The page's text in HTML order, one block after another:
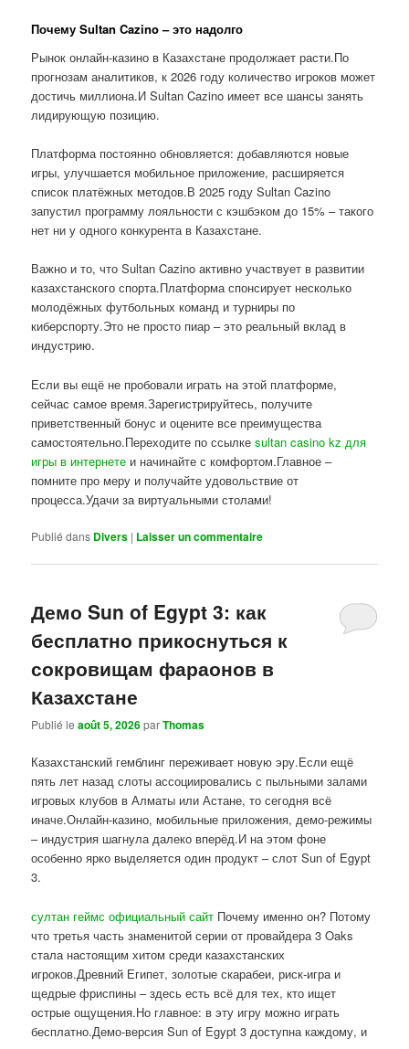
Почему Sultan Cazino – это надолго
Рынок онлайн-казино в Казахстане продолжает расти.По
прогнозам аналитиков, к 2026 году количество игроков может
достичь миллиона.И Sultan Cazino имеет все шансы занять
лидирующую позицию.
Платформа постоянно обновляется: добавляются новые
игры, улучшается мобильное приложение, расширяется
список платёжных методов.В 2025 году Sultan Cazino
запустил программу лояльности с кэшбэком до 15% – такого
нет ни у одного конкурента в Казахстане.
Важно и то, что Sultan Cazino активно участвует в развитии
казахстанского спорта.Платформа спонсирует несколько
молодёжных футбольных команд и турниры по
киберспорту.Это не просто пиар – это реальный вклад в
индустрию.
Если вы ещё не пробовали играть на этой платформе,
сейчас самое время.Зарегистрируйтесь, получите
приветственный бонус и оцените все преимущества
самостоятельно.Переходите по ссылкеsultan casino kz для
игры в интернете и начинайте с комфортом.Главное –
помните про меру и получайте удовольствие от
процесса.Удачи за виртуальными столами!
Publié dans Divers | Laisser un commentaire
Демо Sun of Egypt 3: как
бесплатно прикоснуться к
сокровищам фараонов в
Казахстане
Publié leaoût 5, 2026parThomas
Казахстанский гемблинг переживает новую эру.Если ещё
пять лет назад слоты ассоциировались с пыльными залами
игровых клубов в Алматы или Астане, то сегодня всё
иначе.Онлайн-казино, мобильные приложения, демо-режимы
– индустрия шагнула далеко вперёд.И на этом фоне
особенно ярко выделяется один продукт – слот Sun of Egypt
3.
султан геймс официальный сайт Почему именно он? Потому
что третья часть знаменитой серии от провайдера 3 Oaks
стала настоящим хитом среди казахстанских
игроков.Древний Египет, золотые скарабеи, риск-игра и
щедрые фриспины – здесь есть всё для тех, кто ищет
острые ощущения.Но главное: в эту игру можно играть
бесплатно.Демо-версия Sun of Egypt 3 доступна каждому, и